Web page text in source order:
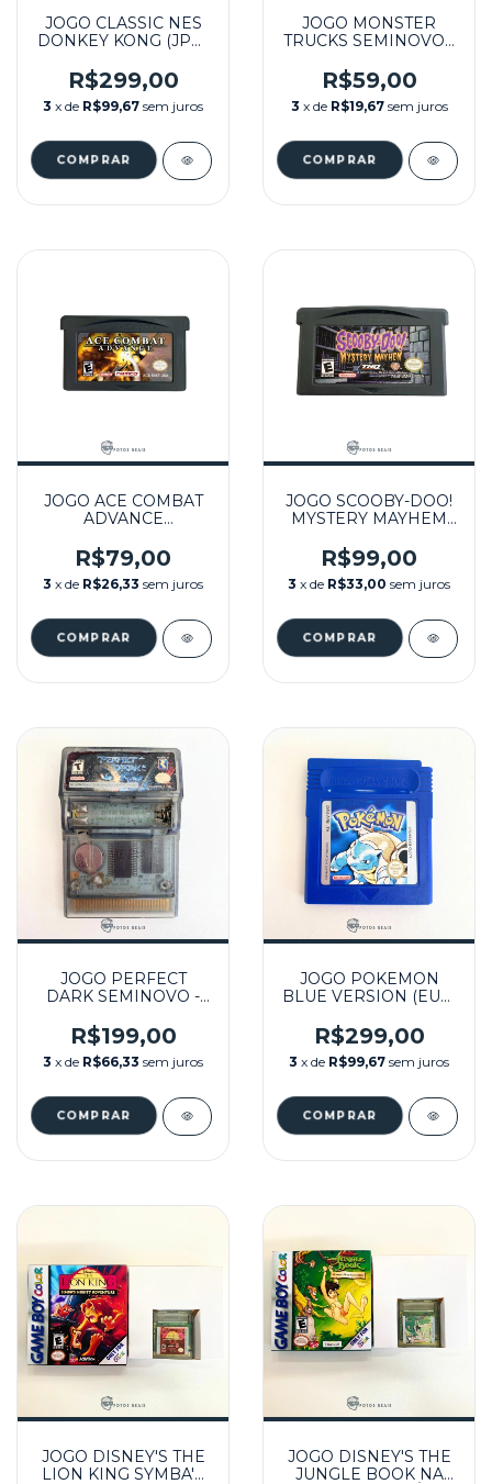
JOGO CLASSIC NES
DONKEY KONG (JPN)
R$299,00
3 x de R$99,67 sem juros
JOGO MONSTER
TRUCKS SEMINOVO -
R$59,00
3 x de R$19,67 sem juros
JOGO ACE COMBAT
ADVANCE
R$79,00
3 x de R$26,33 sem juros
JOGO SCOOBY-DOO!
MYSTERY MAYHEM
R$99,00
3 x de R$33,00 sem juros
JOGO PERFECT
DARK SEMINOVO -
R$199,00
3 x de R$66,33 sem juros
JOGO POKEMON
BLUE VERSION (EUR)
R$299,00
3 x de R$99,67 sem juros
JOGO DISNEY'S THE
LION KING SYMBA'S
JOGO DISNEY'S THE
JUNGLE BOOK NA